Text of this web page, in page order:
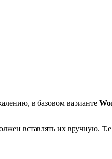
в базовом варианте
вставлять их вручную.